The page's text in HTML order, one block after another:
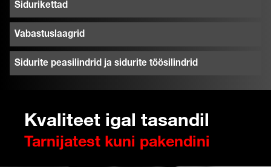
Sidurikettad
Vabastuslaagrid
Sidurite peasilindrid ja sidurite töösilindrid
Kvaliteet igal tasandil
Tarnijatest kuni pakendini